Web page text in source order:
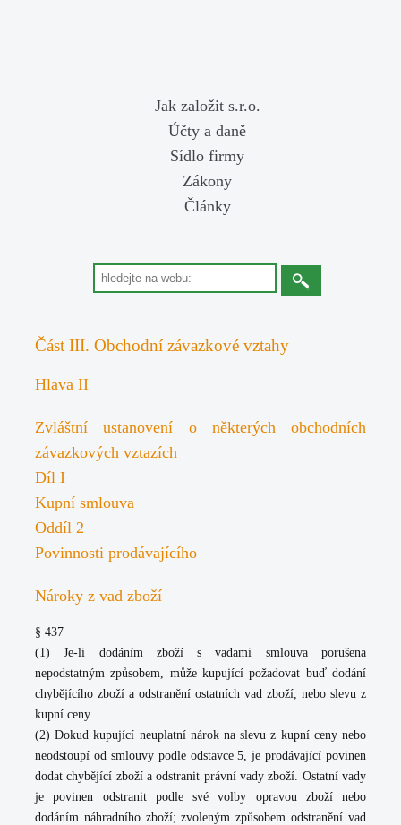
Jak založit s.r.o.
Účty a daně
Sídlo firmy
Zákony
Články
Část III. Obchodní závazkové vztahy
Hlava II
Zvláštní ustanovení o některých obchodních
závazkových vztazích
Díl I
Kupní smlouva
Oddíl 2
Povinnosti prodávajícího
Nároky z vad zboží
§ 437
(1) Je-li dodáním zboží s vadami smlouva porušena
nepodstatným způsobem, může kupující požadovat buď dodání
chybějícího zboží a odstranění ostatních vad zboží, nebo slevu z
kupní ceny.
(2) Dokud kupující neuplatní nárok na slevu z kupní ceny nebo
neodstoupí od smlouvy podle odstavce 5, je prodávající povinen
dodat chybějící zboží a odstranit právní vady zboží. Ostatní vady
je povinen odstranit podle své volby opravou zboží nebo
dodáním náhradního zboží; zvoleným způsobem odstranění vad